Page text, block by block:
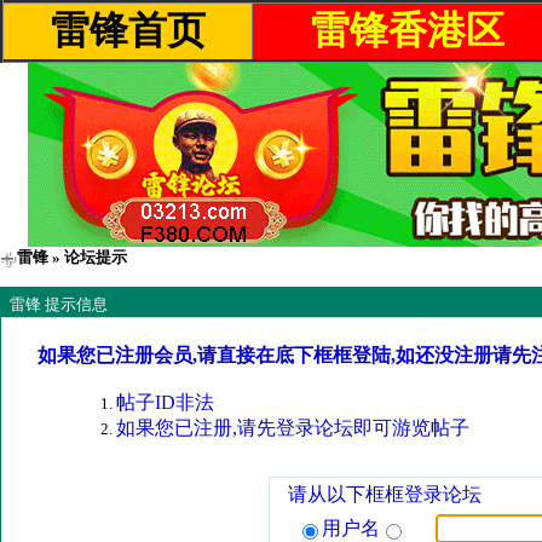
雷锋首页 雷锋香港区
雷锋 » 论坛提示
雷锋 提示信息
如果您已注册会员,请直接在底下框框登陆,如还没注册请先
帖子ID非法
如果您已注册,请先登录论坛即可游览帖子
请从以下框框登录论坛
用户名